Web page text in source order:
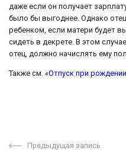
даже если он получает
было бы выгоднее. Однако
ребенком, если матери будет
сидеть в декрете. В этом
отец, должно начислять ему
Также см. «Отпуск при
Предыдущая запись